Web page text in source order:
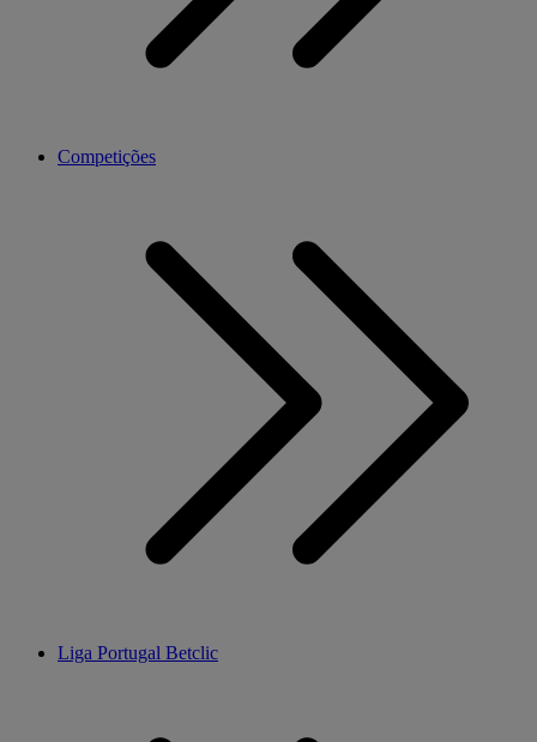
Competições
Liga Portugal Betclic